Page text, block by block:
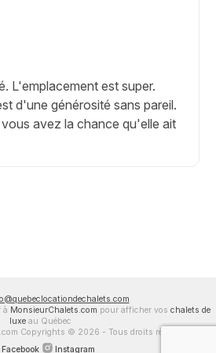
L'emplacement est super.
d'une générosité sans pareil.
avez la chance qu'elle ait
à MonsieurChalets.com pour afficher vos chalets de
luxeau Québec
Copyrights © 2026 - Tous droits réservés
Facebook
Instagram